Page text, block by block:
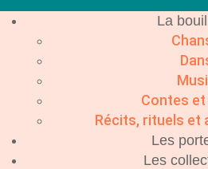
La
Contes
Récits, rituels et
Les
Les